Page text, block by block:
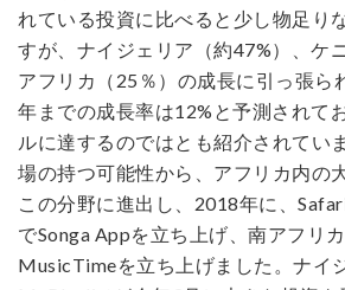
れている投資に比べると少し物足り
すが、ナイジェリア（約47%）、ケ
アフリカ（25％）の成長に引っ張ら
年までの成長率は12%と予測されて
ルに達するのではとも紹介されてい
場の持つ可能性から、アフリカ内の
この分野に進出し、2018年に、
でSonga Appを立ち上げ、南アフリ
MusicTimeを立ち上げました。ナイ